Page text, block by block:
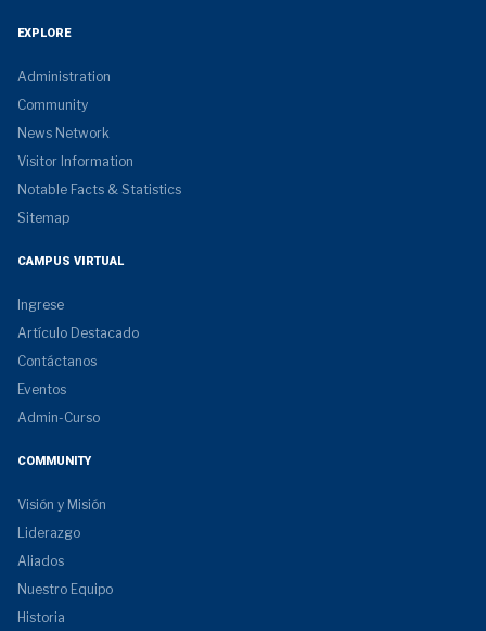
EXPLORE
Administration
Community
News Network
Visitor Information
Notable Facts & Statistics
Sitemap
CAMPUS VIRTUAL
Ingrese
Artículo Destacado
Contáctanos
Eventos
Admin-Curso
COMMUNITY
Visión y Misión
Liderazgo
Aliados
Nuestro Equipo
Historia